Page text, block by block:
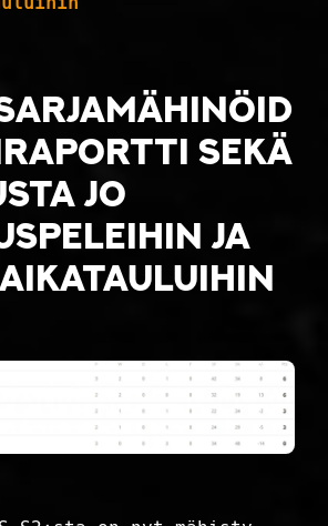
sekä
jo
ja